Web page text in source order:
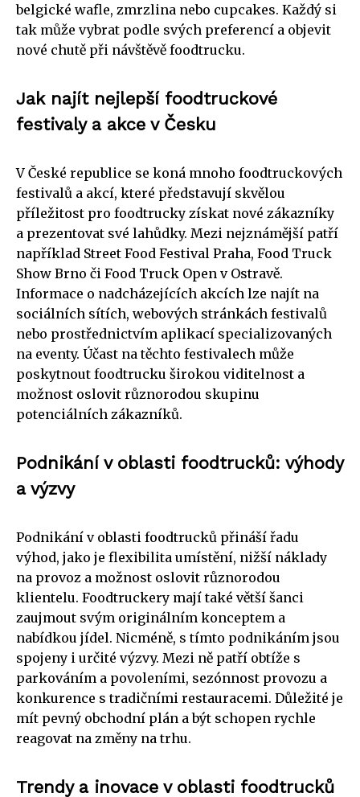
belgické wafle, zmrzlina nebo cupcakes. Každý si
tak může vybrat podle svých preferencí a objevit
nové chutě při návštěvě foodtrucku.
Jak najít nejlepší foodtruckové
festivaly a akce v Česku
V České republice se koná mnoho foodtruckových
festivalů a akcí, které představují skvělou
příležitost pro foodtrucky získat nové zákazníky
a prezentovat své lahůdky. Mezi nejznámější patří
například Street Food Festival Praha, Food Truck
Show Brno či Food Truck Open v Ostravě.
Informace o nadcházejících akcích lze najít na
sociálních sítích, webových stránkách festivalů
nebo prostřednictvím aplikací specializovaných
na eventy. Účast na těchto festivalech může
poskytnout foodtrucku širokou viditelnost a
možnost oslovit různorodou skupinu
potenciálních zákazníků.
Podnikání v oblasti foodtrucků: výhody
a výzvy
Podnikání v oblasti foodtrucků přináší řadu
výhod, jako je flexibilita umístění, nižší náklady
na provoz a možnost oslovit různorodou
klientelu. Foodtruckery mají také větší šanci
zaujmout svým originálním konceptem a
nabídkou jídel. Nicméně, s tímto podnikáním jsou
spojeny i určité výzvy. Mezi ně patří obtíže s
parkováním a povoleními, sezónnost provozu a
konkurence s tradičními restauracemi. Důležité je
mít pevný obchodní plán a být schopen rychle
reagovat na změny na trhu.
Trendy a inovace v oblasti foodtrucků